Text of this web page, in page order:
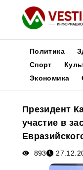
Новости
Медиа
Афиша
Политика
Спорт
Экономика
Президент
участие в
893